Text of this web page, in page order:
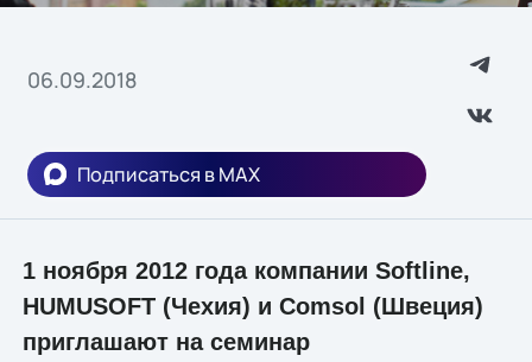
06.09.2018
Подписаться в MAX
1 ноября 2012 года компании Softline,
HUMUSOFT (Чехия) и Comsol (Швеция)
приглашают на семинар